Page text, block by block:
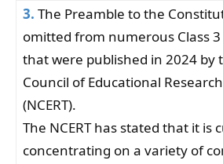
3. The Preamble to the
omitted from numerous Class
that were published in 2024 by
Council of Educational
(NCERT).
The NCERT has stated that it is
concentrating on a variety of